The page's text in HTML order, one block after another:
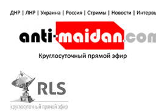
содержимому
Антимайдан:
на Украине
гражданской войне на Украине,
ЛНР и других регионах.